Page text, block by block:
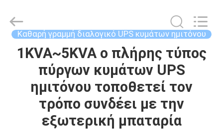
ΣΠΊΤΙ
ΠΡΟΪΌΝΤΑ
ΣΧΕΤΙΚΆ
POWER
GROUP.
Rights Καθαρή γραμμή διαλογικό UPS κυμάτων ημιτόνου
1KVA~5KVA ο πλήρης τύπος
πύργων κυμάτων UPS
ημιτόνου τοποθετεί τον
τρόπο συνδέει με την
εξωτερική μπαταρία